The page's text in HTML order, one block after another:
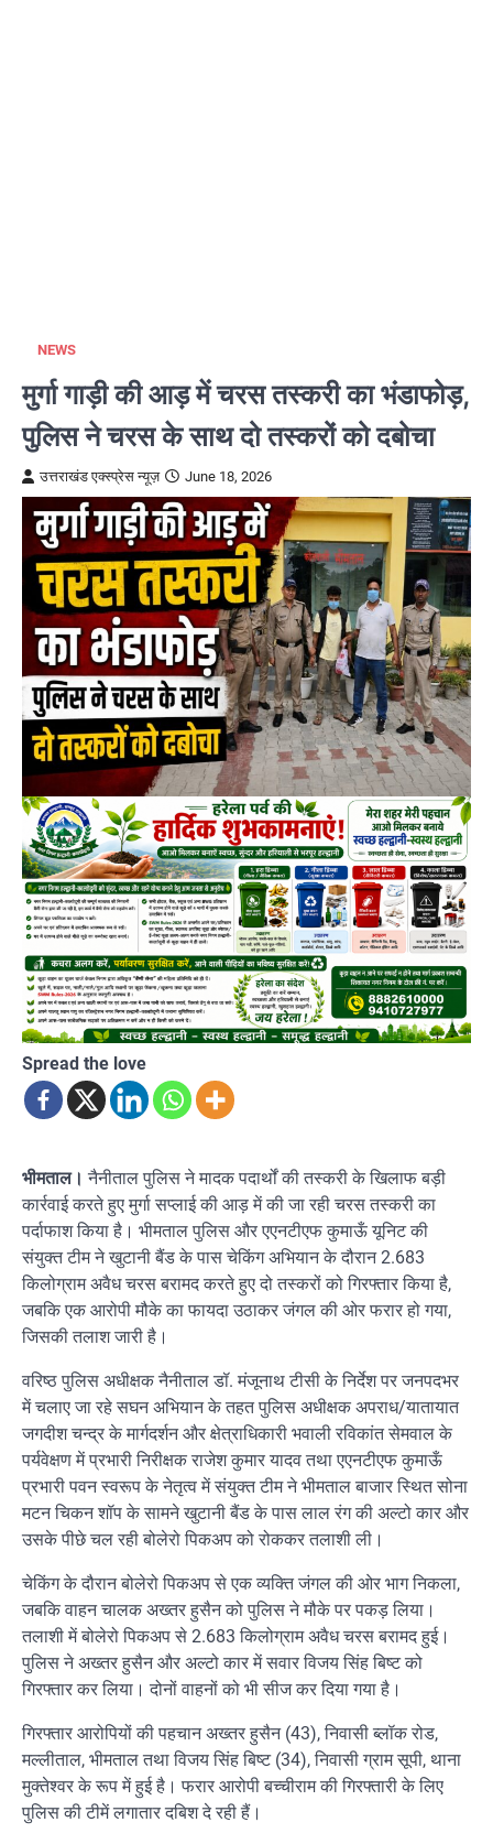
NEWS
मुर्गा गाड़ी की आड़ में चरस तस्करी का भंडाफोड़,
पुलिस ने चरस के साथ दो तस्करों को दबोचा
उत्तराखंड एक्स्प्रेस न्यूज़ June 18, 2026
Spread the love
भीमताल। नैनीताल पुलिस ने मादक पदार्थों की तस्करी के खिलाफ बड़ी
कार्रवाई करते हुए मुर्गा सप्लाई की आड़ में की जा रही चरस तस्करी का
पर्दाफाश किया है। भीमताल पुलिस और एएनटीएफ कुमाऊँ यूनिट की
संयुक्त टीम ने खुटानी बैंड के पास चेकिंग अभियान के दौरान 2.683
किलोग्राम अवैध चरस बरामद करते हुए दो तस्करों को गिरफ्तार किया है,
जबकि एक आरोपी मौके का फायदा उठाकर जंगल की ओर फरार हो गया,
जिसकी तलाश जारी है।
वरिष्ठ पुलिस अधीक्षक नैनीताल डॉ. मंजूनाथ टीसी के निर्देश पर जनपदभर
में चलाए जा रहे सघन अभियान के तहत पुलिस अधीक्षक अपराध/यातायात
जगदीश चन्द्र के मार्गदर्शन और क्षेत्राधिकारी भवाली रविकांत सेमवाल के
पर्यवेक्षण में प्रभारी निरीक्षक राजेश कुमार यादव तथा एएनटीएफ कुमाऊँ
प्रभारी पवन स्वरूप के नेतृत्व में संयुक्त टीम ने भीमताल बाजार स्थित सोना
मटन चिकन शॉप के सामने खुटानी बैंड के पास लाल रंग की अल्टो कार और
उसके पीछे चल रही बोलेरो पिकअप को रोककर तलाशी ली।
चेकिंग के दौरान बोलेरो पिकअप से एक व्यक्ति जंगल की ओर भाग निकला,
जबकि वाहन चालक अख्तर हुसैन को पुलिस ने मौके पर पकड़ लिया।
तलाशी में बोलेरो पिकअप से 2.683 किलोग्राम अवैध चरस बरामद हुई।
पुलिस ने अख्तर हुसैन और अल्टो कार में सवार विजय सिंह बिष्ट को
गिरफ्तार कर लिया। दोनों वाहनों को भी सीज कर दिया गया है।
गिरफ्तार आरोपियों की पहचान अख्तर हुसैन (43), निवासी ब्लॉक रोड,
मल्लीताल, भीमताल तथा विजय सिंह बिष्ट (34), निवासी ग्राम सूपी, थाना
मुक्तेश्वर के रूप में हुई है। फरार आरोपी बच्चीराम की गिरफ्तारी के लिए
पुलिस की टीमें लगातार दबिश दे रही हैं।